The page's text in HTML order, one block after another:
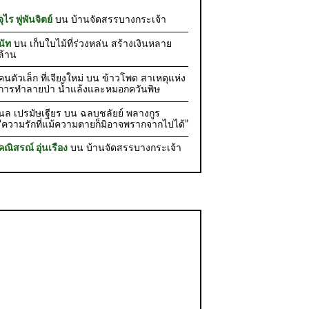
ไร พู่พันจิตย์บน บ้านจัดสรรบางกระเจ้า
ทบน เก็บใบไม้ที่ร่วงหล่น สร้างเงินหลาย
าน
นตัวเล็ก ที่เจียงใหม่ บน ข้าวโพด สาเหตุแห่ง
ารทำลายป่า น้ำแล้งและหมอกควันพิษ
ล เปรมัษเฐียร บน ฉลบชลัยย์ พลางกูร
ความรักที่แม้ความตายก็มิอาจพรากจากไปได้”
ณิสรณ์ อุ่นเรืองบน บ้านจัดสรรบางกระเจ้า